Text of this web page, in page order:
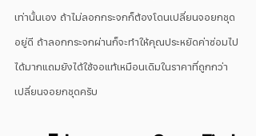
เท่านั้นเอง ถ้าไม่ลอกกระจกก็ต้องโดนเปลี่ยนจอยกชุด
อยู่ดี ถ้าลอกกระจกผ่านก็จะทำให้คุณประหยัดค่าซ่อมไป
ได้มากแถมยังได้ใช้จอแท้เหมือนเดิมในราคาที่ถูกกว่า
เปลี่ยนจอยกชุดครับ